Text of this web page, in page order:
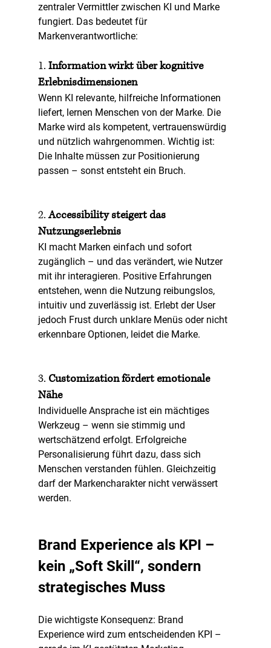
zentraler Vermittler zwischen KI und Marke
fungiert. Das bedeutet für
Markenverantwortliche:
1. Information wirkt über kognitive
Erlebnisdimensionen
Wenn KI relevante, hilfreiche Informationen
liefert, lernen Menschen von der Marke. Die
Marke wird als kompetent, vertrauenswürdig
und nützlich wahrgenommen. Wichtig ist:
Die Inhalte müssen zur Positionierung
passen – sonst entsteht ein Bruch.
2. Accessibility steigert das
Nutzungserlebnis
KI macht Marken einfach und sofort
zugänglich – und das verändert, wie Nutzer
mit ihr interagieren. Positive Erfahrungen
entstehen, wenn die Nutzung reibungslos,
intuitiv und zuverlässig ist. Erlebt der User
jedoch Frust durch unklare Menüs oder nicht
erkennbare Optionen, leidet die Marke.
3. Customization fördert emotionale
Nähe
Individuelle Ansprache ist ein mächtiges
Werkzeug – wenn sie stimmig und
wertschätzend erfolgt. Erfolgreiche
Personalisierung führt dazu, dass sich
Menschen verstanden fühlen. Gleichzeitig
darf der Markencharakter nicht verwässert
werden.
Brand Experience als KPI –
kein „Soft Skill“, sondern
strategisches Muss
Die wichtigste Konsequenz: Brand
Experience wird zum entscheidenden KPI –